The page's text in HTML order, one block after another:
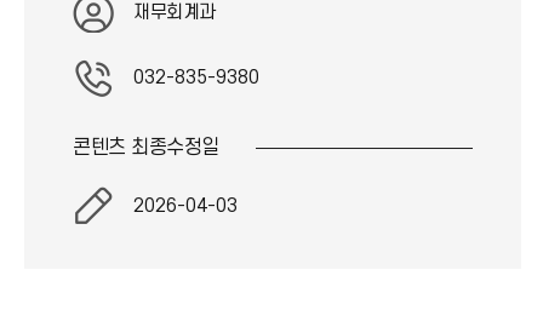
재무회계과
032-835-9380
콘텐츠 최종수정일
2026-04-03